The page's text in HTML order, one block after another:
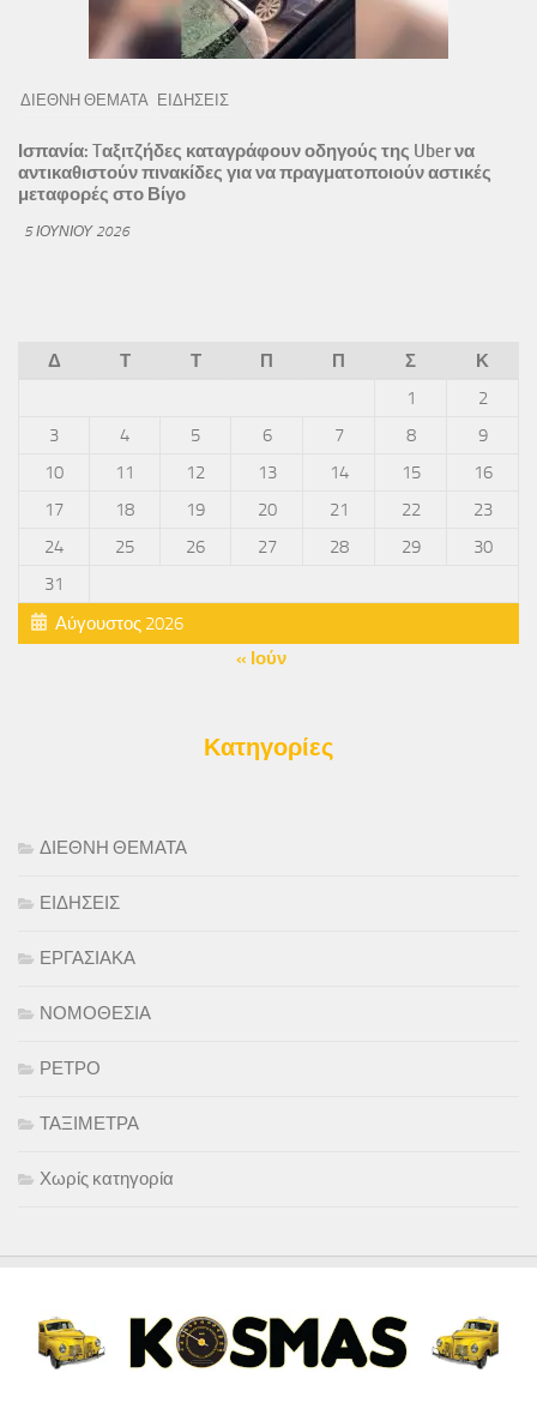
ΔΙΕΘΝΗ ΘΕΜΑΤΑ ΕΙΔΗΣΕΙΣ
Ισπανία: Tαξιτζήδες καταγράφουν οδηγούς της Uber να
αντικαθιστούν πινακίδες για να πραγματοποιούν αστικές
μεταφορές στο Βίγο
5 ΙΟΥΝΊΟΥ 2026
Αύγουστος 2026
Δ Τ Τ Π Π Σ
Κ
1
2
3
4 5 6 7 8
9
10
11 12 13 14 15
16
17
18 19 20 21 22
23
24
25 26 27 28 29
30
31
« Ιούν
Κατηγορίες
ΔΙΕΘΝΗ ΘΕΜΑΤΑ
ΕΙΔΗΣΕΙΣ
ΕΡΓΑΣΙΑΚΑ
ΝΟΜΟΘΕΣΙΑ
ΡΕΤΡΟ
ΤΑΞΙΜΕΤΡΑ
Χωρίς κατηγορία